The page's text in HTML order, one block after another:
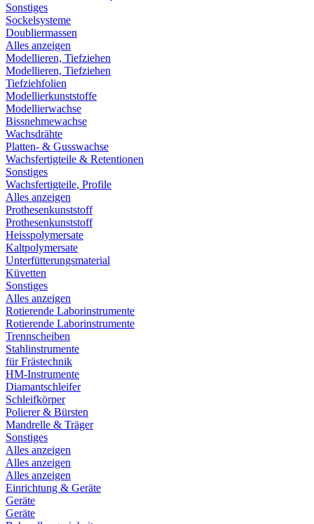
Sonstiges
Sockelsysteme
Doubliermassen
Alles anzeigen
Modellieren, Tiefziehen
Modellieren, Tiefziehen
Tiefziehfolien
Modellierkunststoffe
Modellierwachse
Bissnehmewachse
Wachsdrähte
Platten- & Gusswachse
Wachsfertigteile & Retentionen
Sonstiges
Wachsfertigteile, Profile
Alles anzeigen
Prothesenkunststoff
Prothesenkunststoff
Heisspolymersate
Kaltpolymersate
Unterfütterungsmaterial
Küvetten
Sonstiges
Alles anzeigen
Rotierende Laborinstrumente
Rotierende Laborinstrumente
Trennscheiben
Stahlinstrumente
für Frästechnik
HM-Instrumente
Diamantschleifer
Schleifkörper
Polierer & Bürsten
Mandrelle & Träger
Sonstiges
Alles anzeigen
Alles anzeigen
Alles anzeigen
Einrichtung & Geräte
Geräte
Geräte